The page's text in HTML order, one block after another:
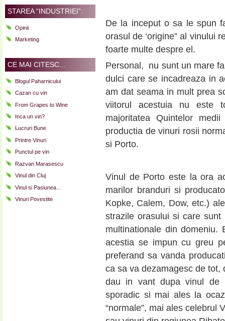
STAREA “INDUSTRIEI”:
Opinii
Marketing
CE MAI CITESC...
Blogul Paharnicului
Cazan cu vin
From Grapes to Wine
Inca un vin?
Lucruri Bune
Printre Vinuri
Punctul pe vin
Razvan Marasescu
Vinul din Cluj
Vinul si Pasiunea…
Vinuri Povestite
De la inceput o sa le spun
orasul de ‘origine” al vinului
foarte multe despre el.
Personal, nu sunt un mare
dulci care se incadreaza in
am dat seama in mult prea
viitorul acestuia nu este
majoritatea Quintelor
productia de vinuri rosii
si Porto.
Vinul de Porto este la ora
marilor branduri si
Kopke, Calem, Dow, etc.)
strazile orasului si care
multinationale din domeniu.
acestia se impun cu greu
preferand sa vanda
ca sa va dezamagesc de tot,
dau in vant dupa vinul de
sporadic si mai ales la
“normale”, mai ales celebrul